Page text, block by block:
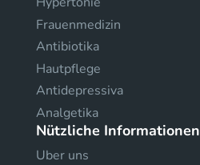
Frauenmedizin
Antibiotika
Hautpflege
Antidepressiva
Analgetika
Nützliche Informationen
Uber uns